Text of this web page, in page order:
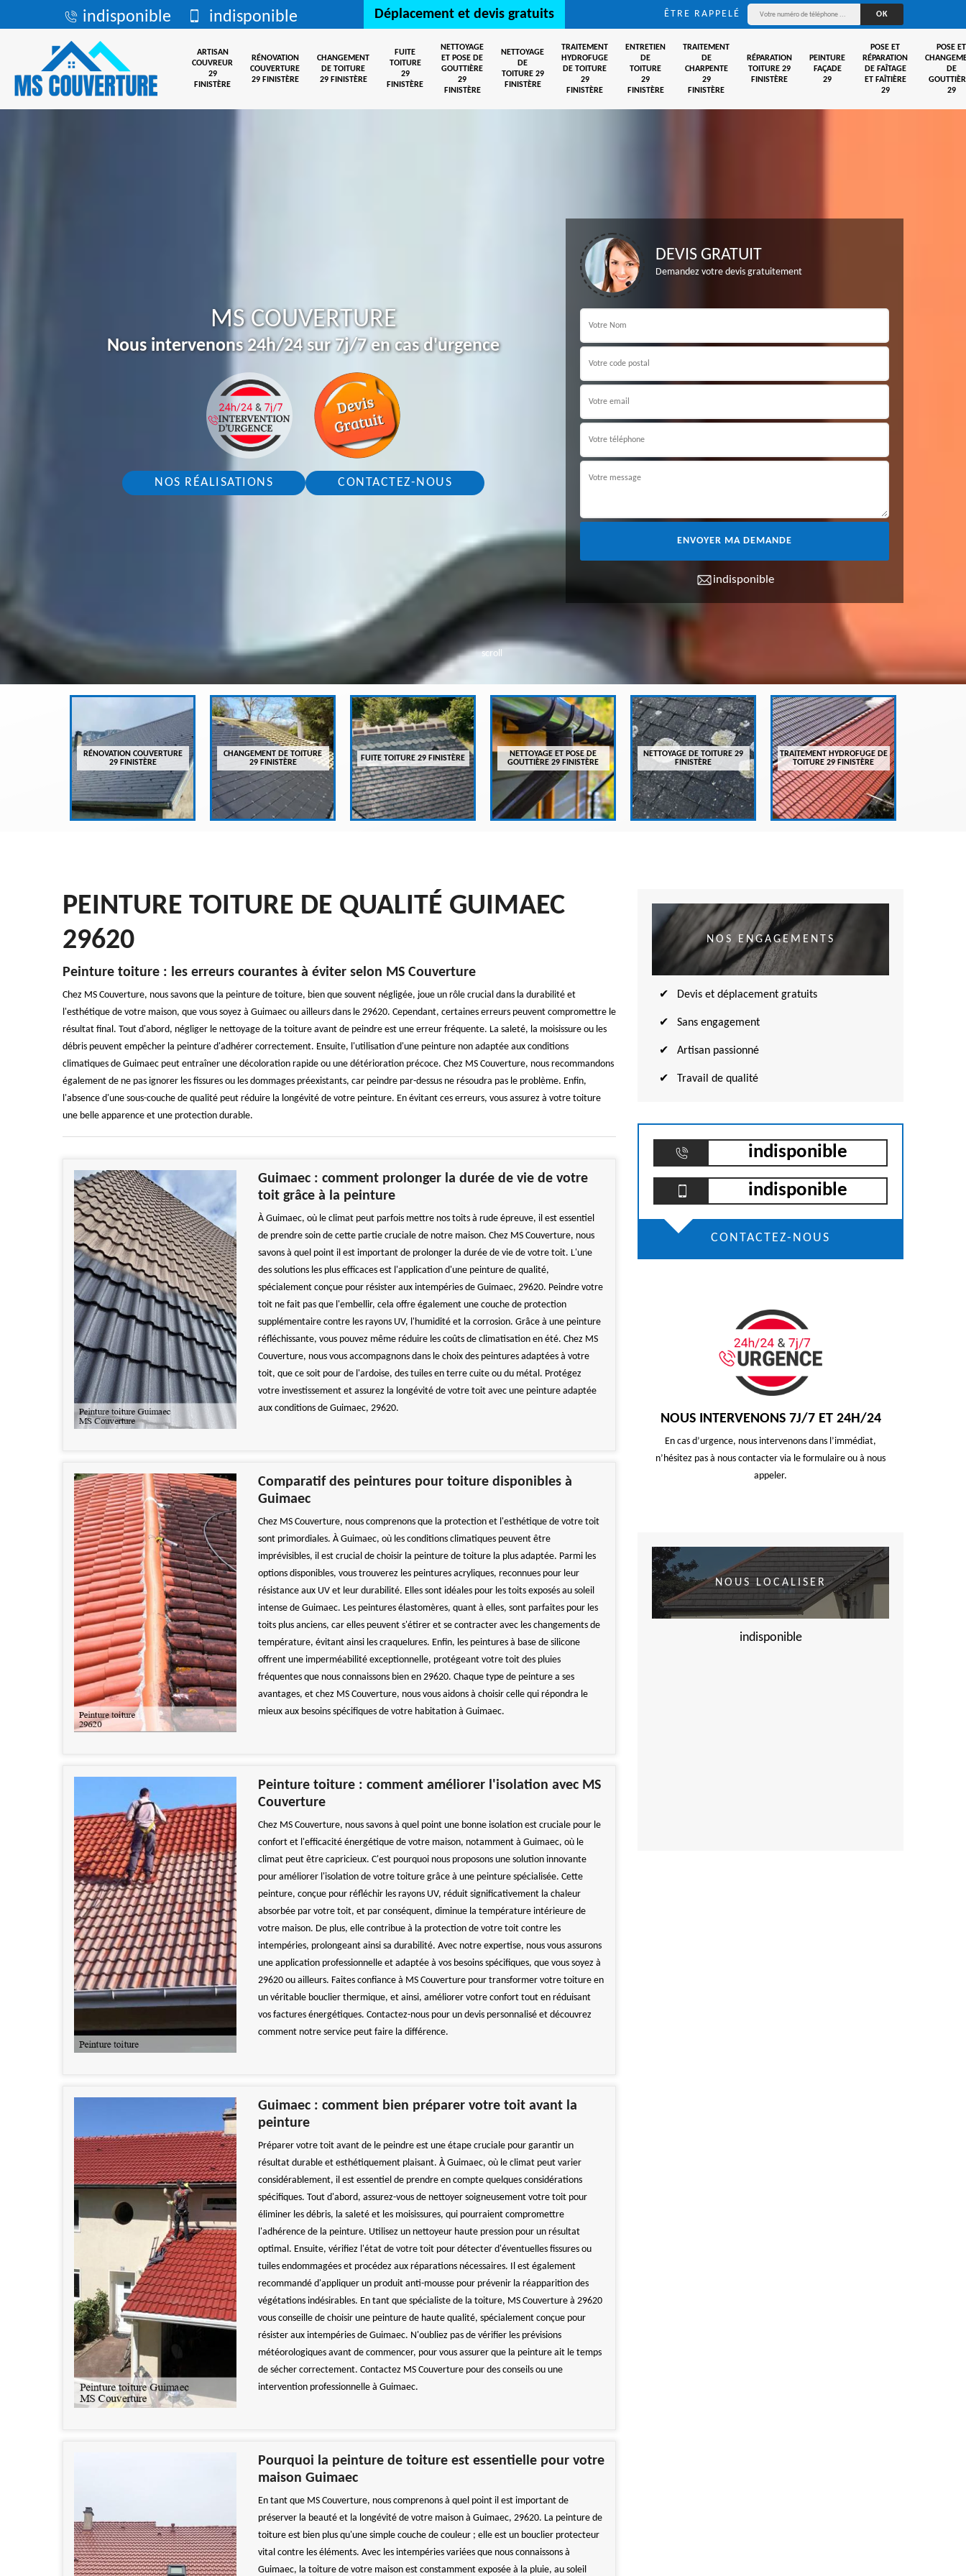
indisponible indisponible Déplacement et devis gratuits ÊTRE RAPPELÉ
ARTISAN
COUVREUR
29
FINISTÈRE
RÉNOVATION
COUVERTURE
29 FINISTÈRE
CHANGEMENT
DE TOITURE
29 FINISTÈRE
FUITE
TOITURE
29
FINISTÈRE
NETTOYAGE
ET POSE DE
GOUTTIÈRE
29
FINISTÈRE
NETTOYAGE
DE
TOITURE 29
FINISTÈRE
TRAITEMENT
HYDROFUGE
DE TOITURE
29
FINISTÈRE
ENTRETIEN
DE
TOITURE
29
FINISTÈRE
TRAITEMENT
DE
CHARPENTE
29
FINISTÈRE
RÉPARATION
TOITURE 29
FINISTÈRE
PEINTURE
FAÇADE
29
POSE ET
RÉPARATION
DE FAÎTAGE
ET FAÎTIÈRE
29
POSE ET
DE
29
scroll
MS COUVERTURE
Nous intervenons 24h/24 sur 7j/7 en cas d'urgence
NOS RÉALISATIONS CONTACTEZ-NOUS
DEVIS GRATUIT
Demandez votre devis gratuitement
indisponible
RÉNOVATION COUVERTURE
29 FINISTÈRE
CHANGEMENT DE TOITURE
29 FINISTÈRE
FUITE TOITURE 29 FINISTÈRE
NETTOYAGE ET POSE DE
GOUTTIÈRE 29 FINISTÈRE
NETTOYAGE DE TOITURE 29
FINISTÈRE
TRAITEMENT HYDROFUGE DE
TOITURE 29 FINISTÈRE
PEINTURE TOITURE DE QUALITÉ GUIMAEC
29620
Peinture toiture : les erreurs courantes à éviter selon MS Couverture
Chez MS Couverture, nous savons que la peinture de toiture, bien que souvent négligée, joue un rôle crucial dans la durabilité et
l'esthétique de votre maison, que vous soyez à Guimaec ou ailleurs dans le 29620. Cependant, certaines erreurs peuvent compromettre le
résultat final. Tout d'abord, négliger le nettoyage de la toiture avant de peindre est une erreur fréquente. La saleté, la moisissure ou les
débris peuvent empêcher la peinture d'adhérer correctement. Ensuite, l'utilisation d'une peinture non adaptée aux conditions
climatiques de Guimaec peut entraîner une décoloration rapide ou une détérioration précoce. Chez MS Couverture, nous recommandons
également de ne pas ignorer les fissures ou les dommages préexistants, car peindre par-dessus ne résoudra pas le problème. Enfin,
l'absence d'une sous-couche de qualité peut réduire la longévité de votre peinture. En évitant ces erreurs, vous assurez à votre toiture
une belle apparence et une protection durable.
Guimaec : comment prolonger la durée de vie de votre
toit grâce à la peinture
À Guimaec, où le climat peut parfois mettre nos toits à rude épreuve, il est essentiel
de prendre soin de cette partie cruciale de notre maison. Chez MS Couverture, nous
savons à quel point il est important de prolonger la durée de vie de votre toit. L'une
des solutions les plus efficaces est l'application d'une peinture de qualité,
spécialement conçue pour résister aux intempéries de Guimaec, 29620. Peindre votre
toit ne fait pas que l'embellir, cela offre également une couche de protection
supplémentaire contre les rayons UV, l'humidité et la corrosion. Grâce à une peinture
réfléchissante, vous pouvez même réduire les coûts de climatisation en été. Chez MS
Couverture, nous vous accompagnons dans le choix des peintures adaptées à votre
toit, que ce soit pour de l'ardoise, des tuiles en terre cuite ou du métal. Protégez
votre investissement et assurez la longévité de votre toit avec une peinture adaptée
aux conditions de Guimaec, 29620.
Comparatif des peintures pour toiture disponibles à
Guimaec
Chez MS Couverture, nous comprenons que la protection et l'esthétique de votre toit
sont primordiales. À Guimaec, où les conditions climatiques peuvent être
imprévisibles, il est crucial de choisir la peinture de toiture la plus adaptée. Parmi les
options disponibles, vous trouverez les peintures acryliques, reconnues pour leur
résistance aux UV et leur durabilité. Elles sont idéales pour les toits exposés au soleil
intense de Guimaec. Les peintures élastomères, quant à elles, sont parfaites pour les
toits plus anciens, car elles peuvent s'étirer et se contracter avec les changements de
température, évitant ainsi les craquelures. Enfin, les peintures à base de silicone
offrent une imperméabilité exceptionnelle, protégeant votre toit des pluies
fréquentes que nous connaissons bien en 29620. Chaque type de peinture a ses
avantages, et chez MS Couverture, nous vous aidons à choisir celle qui répondra le
mieux aux besoins spécifiques de votre habitation à Guimaec.
Peinture toiture : comment améliorer l'isolation avec MS
Couverture
Chez MS Couverture, nous savons à quel point une bonne isolation est cruciale pour le
confort et l'efficacité énergétique de votre maison, notamment à Guimaec, où le
climat peut être capricieux. C'est pourquoi nous proposons une solution innovante
pour améliorer l'isolation de votre toiture grâce à une peinture spécialisée. Cette
peinture, conçue pour réfléchir les rayons UV, réduit significativement la chaleur
absorbée par votre toit, et par conséquent, diminue la température intérieure de
votre maison. De plus, elle contribue à la protection de votre toit contre les
intempéries, prolongeant ainsi sa durabilité. Avec notre expertise, nous vous assurons
une application professionnelle et adaptée à vos besoins spécifiques, que vous soyez à
29620 ou ailleurs. Faites confiance à MS Couverture pour transformer votre toiture en
un véritable bouclier thermique, et ainsi, améliorer votre confort tout en réduisant
vos factures énergétiques. Contactez-nous pour un devis personnalisé et découvrez
comment notre service peut faire la différence.
Guimaec : comment bien préparer votre toit avant la
peinture
Préparer votre toit avant de le peindre est une étape cruciale pour garantir un
résultat durable et esthétiquement plaisant. À Guimaec, où le climat peut varier
considérablement, il est essentiel de prendre en compte quelques considérations
spécifiques. Tout d'abord, assurez-vous de nettoyer soigneusement votre toit pour
éliminer les débris, la saleté et les moisissures, qui pourraient compromettre
l'adhérence de la peinture. Utilisez un nettoyeur haute pression pour un résultat
optimal. Ensuite, vérifiez l'état de votre toit pour détecter d'éventuelles fissures ou
tuiles endommagées et procédez aux réparations nécessaires. Il est également
recommandé d'appliquer un produit anti-mousse pour prévenir la réapparition des
végétations indésirables. En tant que spécialiste de la toiture, MS Couverture à 29620
vous conseille de choisir une peinture de haute qualité, spécialement conçue pour
résister aux intempéries de Guimaec. N'oubliez pas de vérifier les prévisions
météorologiques avant de commencer, pour vous assurer que la peinture ait le temps
de sécher correctement. Contactez MS Couverture pour des conseils ou une
intervention professionnelle à Guimaec.
Pourquoi la peinture de toiture est essentielle pour votre
maison Guimaec
En tant que MS Couverture, nous comprenons à quel point il est important de
préserver la beauté et la longévité de votre maison à Guimaec, 29620. La peinture de
toiture est bien plus qu'une simple couche de couleur ; elle est un bouclier protecteur
vital contre les éléments. Avec les intempéries variées que nous connaissons à
Guimaec, la toiture de votre maison est constamment exposée à la pluie, au soleil
NOS ENGAGEMENTS
Devis et déplacement gratuits
Sans engagement
Artisan passionné
Travail de qualité
indisponible
indisponible
CONTACTEZ-NOUS
NOUS INTERVENONS 7J/7 ET 24H/24
En cas d’urgence, nous intervenons dans l’immédiat,
n’hésitez pas à nous contacter via le formulaire ou à nous
appeler.
NOUS LOCALISER
indisponible